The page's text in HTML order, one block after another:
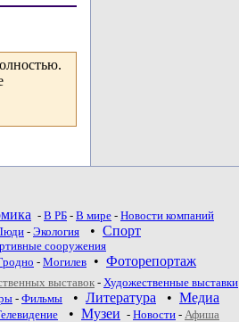
- В РБ - В мире - Новости компаний
- Экология • Спорт
сооружения
- Могилев • Фоторепортаж
выставок - Художественные выставки
- Фильмы • Литература • Медиа
• Музеи - Новости - Афиша